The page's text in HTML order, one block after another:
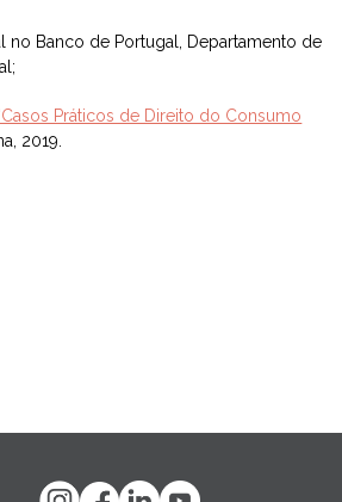
no Banco de Portugal, Departamento de
Práticos de Direito do Consumo
2019.